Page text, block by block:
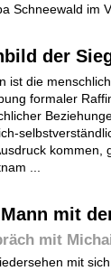
Schneewald im
der
ist die
formaler
kommen,
...
mit
mit
mit